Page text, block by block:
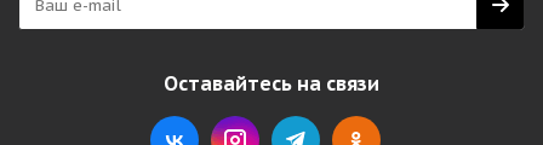
Оставайтесь на связи